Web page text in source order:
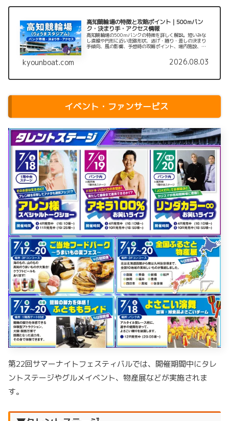
高知競輪場の特徴と攻略ポイント｜500mバン
ク・決まり手・アクセス情報
高知競輪場の500mバンクの特徴を詳しく解説。短いみな
し直線や円形に近い走路形状、逃げ・捲り・差しの決まり
手傾向、風の影響、予想時の攻略ポイント、場内施設、ア
kyounboat.com 2026.08.03
イベント・ファンサービス
第22回サマーナイトフェスティバルでは、開催期間中にタレ
ントステージやグルメイベント、物産展などが実施されま
す。